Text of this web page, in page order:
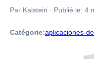
Par Kalstein · Publié le: 4
Catégorie:aplicaciones-